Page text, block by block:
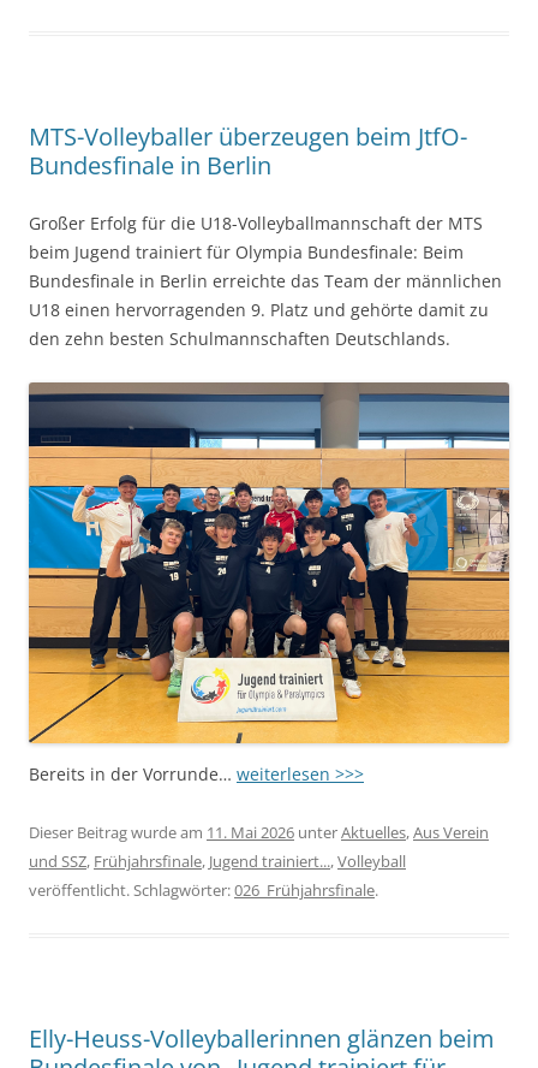
MTS-Volleyballer überzeugen beim JtfO-
Bundesfinale in Berlin
Großer Erfolg für die U18-Volleyballmannschaft der MTS
beim Jugend trainiert für Olympia Bundesfinale: Beim
Bundesfinale in Berlin erreichte das Team der männlichen
U18 einen hervorragenden 9. Platz und gehörte damit zu
den zehn besten Schulmannschaften Deutschlands.
Bereits in der Vorrunde… weiterlesen >>>
Dieser Beitrag wurde am 11. Mai 2026 unterAktuelles,Aus Verein
und SSZ, Frühjahrsfinale, Jugend trainiert...,Volleyball
veröffentlicht. Schlagwörter:026_Frühjahrsfinale.
Elly-Heuss-Volleyballerinnen glänzen beim